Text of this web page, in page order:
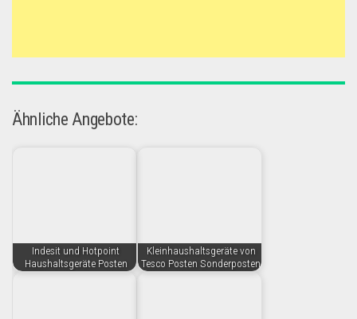
Ähnliche Angebote:
Indesit und Hotpoint
Haushaltsgeräte Posten
Kleinhaushaltsgeräte von
Tesco Posten Sonderposten